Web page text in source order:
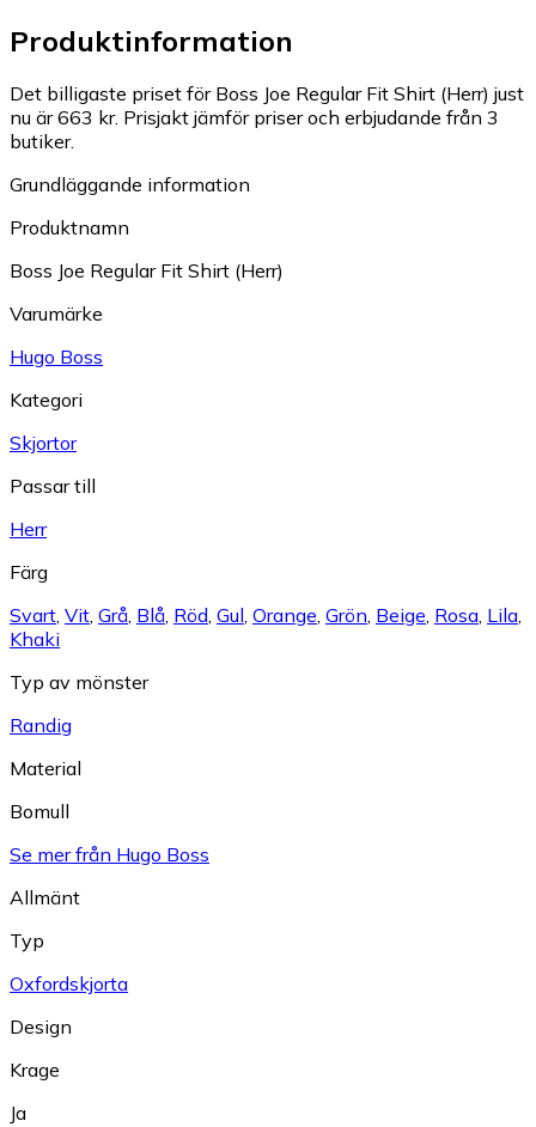
Produktinformation
Det billigaste priset för Boss Joe Regular Fit Shirt (Herr) just
nu är 663 kr. Prisjakt jämför priser och erbjudande från 3
butiker.
Grundläggande information
Produktnamn
Boss Joe Regular Fit Shirt (Herr)
Varumärke
Hugo Boss
Kategori
Skjortor
Passar till
Herr
Färg
Svart, Vit, Grå, Blå, Röd, Gul, Orange, Grön, Beige, Rosa, Lila,
Khaki
Typ av mönster
Randig
Material
Bomull
Se mer från Hugo Boss
Allmänt
Typ
Oxfordskjorta
Design
Krage
Ja